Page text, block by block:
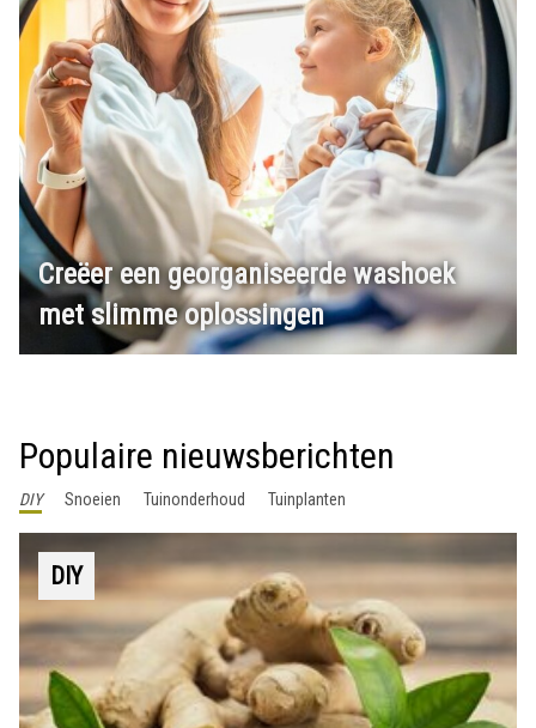
Creëer een georganiseerde washoek
met slimme oplossingen
Populaire nieuwsberichten
DIY Snoeien Tuinonderhoud Tuinplanten
DIY